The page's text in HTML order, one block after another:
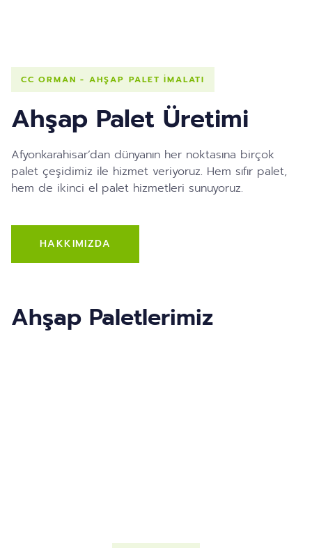
CC ORMAN - AHŞAP PALET İMALATI
Ahşap Palet Üretimi
Afyonkarahisar’dan dünyanın her noktasına birçok
palet çeşidimiz ile hizmet veriyoruz. Hem sıfır palet,
hem de ikinci el palet hizmetleri sunuyoruz.
HAKKIMIZDA
Ahşap Paletlerimiz